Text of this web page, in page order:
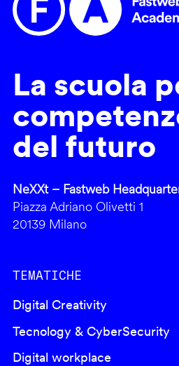
La scuola
del futuro
NeXXt – Fastweb
Piazza Adriano Olivetti 1
20139 Milano
TEMATICHE
Digital Creativity
Tecnology & CyberSecurity
Digital workplace